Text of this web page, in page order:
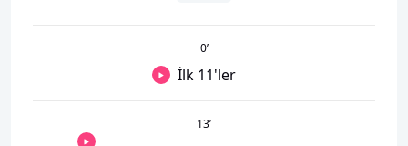
0’
İlk 11'ler
13’